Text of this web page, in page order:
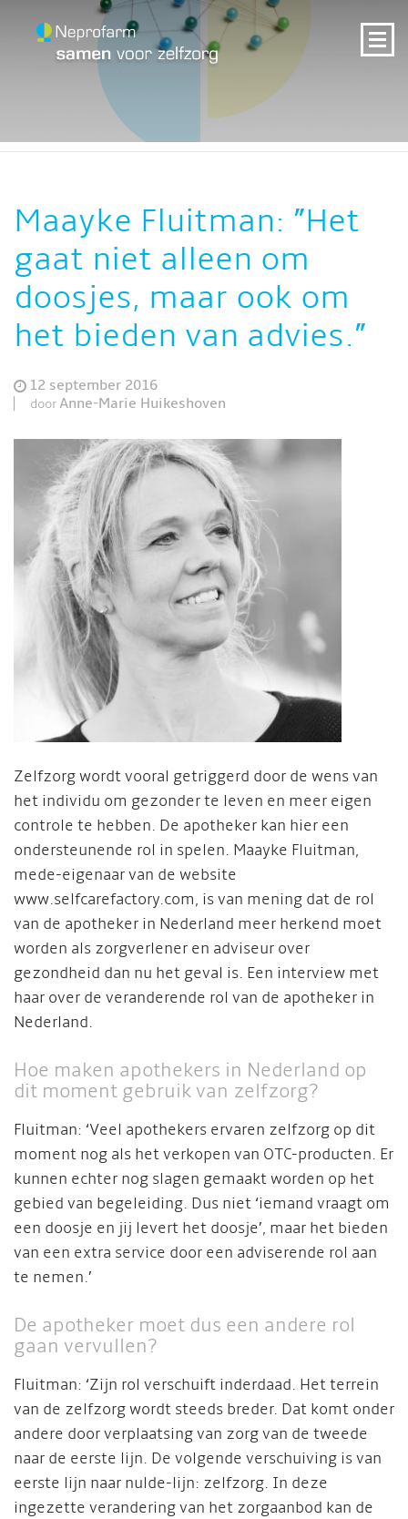
Maayke Fluitman: ”Het
gaat niet alleen om
doosjes, maar ook om
het bieden van advies.”
12 september 2016
door Anne-Marie Huikeshoven
Zelfzorg wordt vooral getriggerd door de wens van
het individu om gezonder te leven en meer eigen
controle te hebben. De apotheker kan hier een
ondersteunende rol in spelen. Maayke Fluitman,
mede-eigenaar van de website
www.selfcarefactory.com, is van mening dat de rol
van de apotheker in Nederland meer herkend moet
worden als zorgverlener en adviseur over
gezondheid dan nu het geval is. Een interview met
haar over de veranderende rol van de apotheker in
Nederland.
Hoe maken apothekers in Nederland op
dit moment gebruik van zelfzorg?
Fluitman: ‘Veel apothekers ervaren zelfzorg op dit
moment nog als het verkopen van OTC-producten. Er
kunnen echter nog slagen gemaakt worden op het
gebied van begeleiding. Dus niet ‘iemand vraagt om
een doosje en jij levert het doosje’, maar het bieden
van een extra service door een adviserende rol aan
te nemen.’
De apotheker moet dus een andere rol
gaan vervullen?
Fluitman: ‘Zijn rol verschuift inderdaad. Het terrein
van de zelfzorg wordt steeds breder. Dat komt onder
andere door verplaatsing van zorg van de tweede
naar de eerste lijn. De volgende verschuiving is van
eerste lijn naar nulde-lijn: zelfzorg. In deze
ingezette verandering van het zorgaanbod kan de